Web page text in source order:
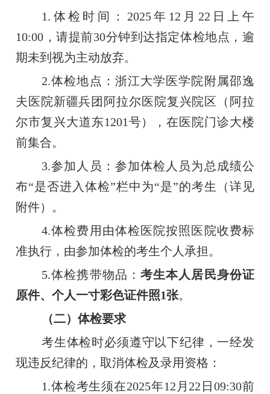
1.体检时间：2025年12月22日上午
10:00，请提前30分钟到达指定体检地点，逾
期未到视为主动放弃。
2.体检地点：浙江大学医学院附属邵逸
夫医院新疆兵团阿拉尔医院复兴院区（阿拉
尔市复兴大道东1201号），在医院门诊大楼
前集合。
3.参加人员：参加体检人员为总成绩公
布“是否进入体检”栏中为“是”的考生（详见
附件）。
4.体检费用由体检医院按照医院收费标
准执行，由参加体检的考生个人承担。
5.体检携带物品： 考生本人居民身份证
原件、个人一寸彩色证件照1张。
（二）体检要求
考生体检时必须遵守以下纪律，一经发
现违反纪律的，取消体检及录用资格：
1.体检考生须在2025年12月22日09:30前